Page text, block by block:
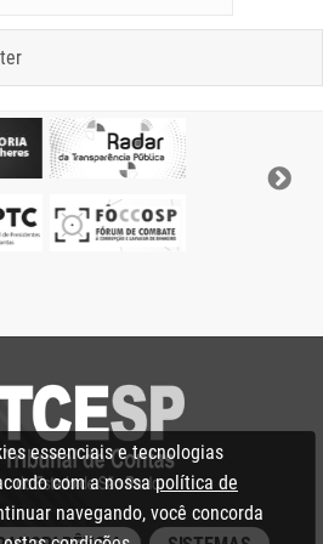
essenciais e tecnologias
com a nossapolítica de
navegando, você concorda